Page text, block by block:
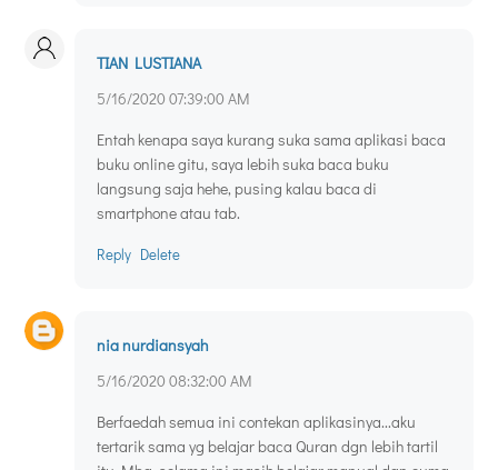
TIAN LUSTIANA
5/16/2020 07:39:00 AM
Entah kenapa saya kurang suka sama aplikasi baca
buku online gitu, saya lebih suka baca buku
langsung saja hehe, pusing kalau baca di
smartphone atau tab.
Reply Delete
nia nurdiansyah
5/16/2020 08:32:00 AM
Berfaedah semua ini contekan aplikasinya...aku
tertarik sama yg belajar baca Quran dgn lebih tartil